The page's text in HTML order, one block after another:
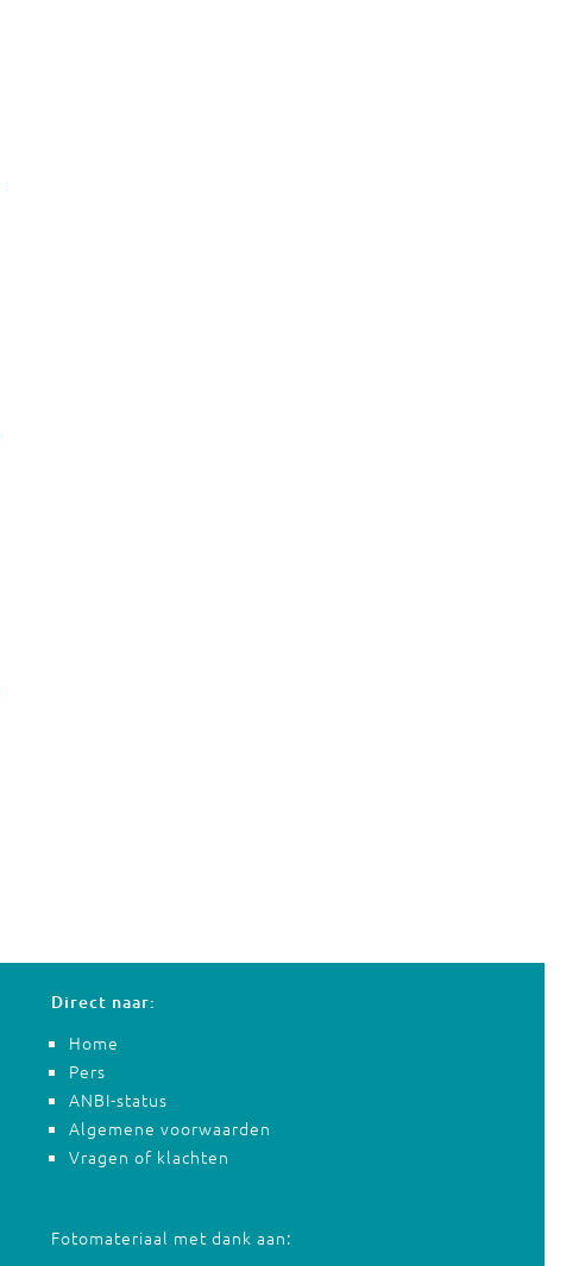
Direct naar:
Home
Pers
ANBI-status
Algemene voorwaarden
Vragen of klachten
Fotomateriaal met dank aan: